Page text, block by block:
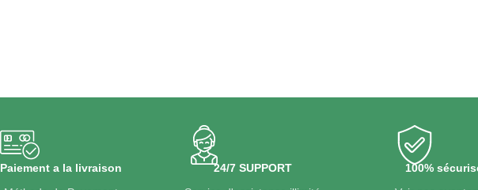
Paiement a la livraison
24/7 SUPPORT
100%